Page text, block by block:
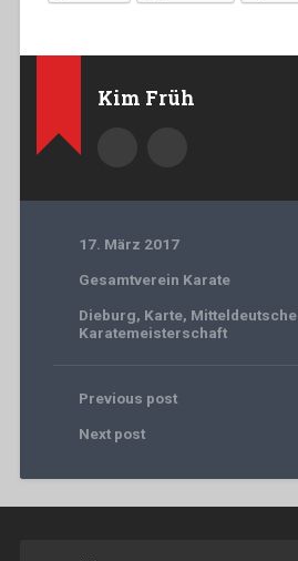
Kim Früh
17. März 2017
Gesamtverein Karate
Dieburg, Karte, Mitteldeutsche
Karatemeisterschaft
Previous post
Next post